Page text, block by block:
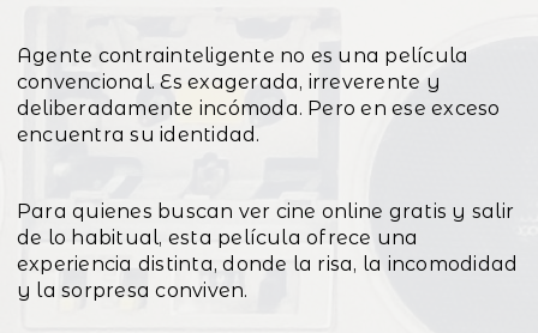
Agente contrainteligente no es una película
convencional. Es exagerada, irreverente y
deliberadamente incómoda. Pero en ese exceso
encuentra su identidad.
Para quienes buscan ver cine online gratis y salir
de lo habitual, esta película ofrece una
experiencia distinta, donde la risa, la incomodidad
y la sorpresa conviven.